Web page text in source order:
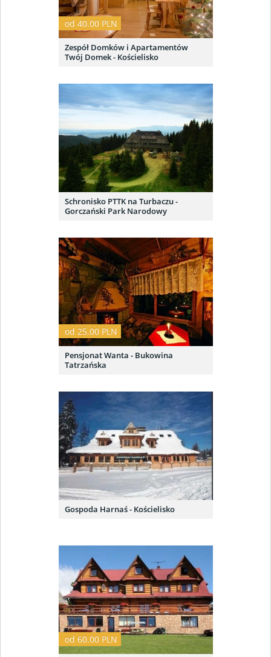
od 40.00 PLN
Zespół Domków i Apartamentów
Twój Domek - Kościelisko
Schronisko PTTK na Turbaczu -
Gorczański Park Narodowy
od 25.00 PLN
Pensjonat Wanta - Bukowina
Tatrzańska
Gospoda Harnaś - Kościelisko
od 60.00 PLN